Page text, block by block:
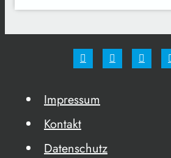
Impressum
Kontakt
Datenschutz